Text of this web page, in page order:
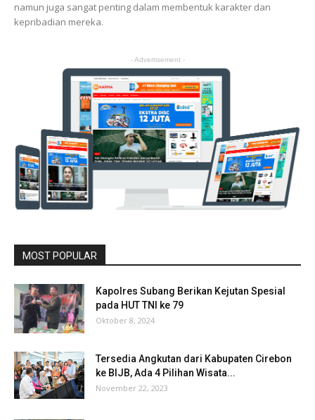
namun juga sangat penting dalam membentuk karakter dan
kepribadian mereka.
- Advertisement -
MOST POPULAR
Kapolres Subang Berikan Kejutan Spesial
pada HUT TNI ke 79
Oktober 8, 2024
Tersedia Angkutan dari Kabupaten Cirebon
ke BIJB, Ada 4 Pilihan Wisata...
November 22, 2023